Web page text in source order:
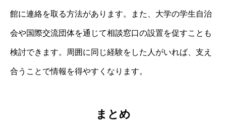
館に連絡を取る方法があります。また、大学の学生自治
会や国際交流団体を通じて相談窓口の設置を促すことも
検討できます。周囲に同じ経験をした人がいれば、支え
合うことで情報を得やすくなります。
まとめ